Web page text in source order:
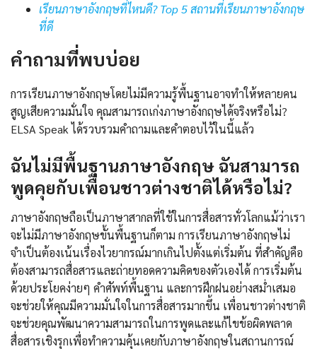
เรียนภาษาอังกฤษที่ไหนดี? Top 5 สถานที่เรียนภาษาอังกฤษ
ที่ดี
คำถามที่พบบ่อย
การเรียนภาษาอังกฤษโดยไม่มีความรู้พื้นฐานอาจทำให้หลายคน
สูญเสียความมั่นใจ คุณสามารถเก่งภาษาอังกฤษได้จริงหรือไม่?
ELSA Speak ได้รวบรวมคำถามและคำตอบไว้ในนี้แล้ว
ฉันไม่มีพื้นฐานภาษาอังกฤษ ฉันสามารถ
พูดคุยกับเพื่อนชาวต่างชาติได้หรือไม่?
ภาษาอังกฤษถือเป็นภาษาสากลที่ใช้ในการสื่อสารทั่วโลกแม้ว่าเรา
จะไม่มีภาษาอังกฤษขั้นพื้นฐานก็ตาม การเรียนภาษาอังกฤษไม่
จำเป็นต้องเน้นเรื่องไวยากรณ์มากเกินไปตั้งแต่เริ่มต้น ที่สำคัญคือ
ต้องสามารถสื่อสารและถ่ายทอดความคิดของตัวเองได้ การเริ่มต้น
ด้วยประโยคง่ายๆ คำศัพท์พื้นฐาน และการฝึกฝนอย่างสม่ำเสมอ
จะช่วยให้คุณมีความมั่นใจในการสื่อสารมากขึ้น เพื่อนชาวต่างชาติ
จะช่วยคุณพัฒนาความสามารถในการพูดและแก้ไขข้อผิดพลาด
สื่อสารเชิงรุกเพื่อทำความคุ้นเคยกับภาษาอังกฤษในสถานการณ์